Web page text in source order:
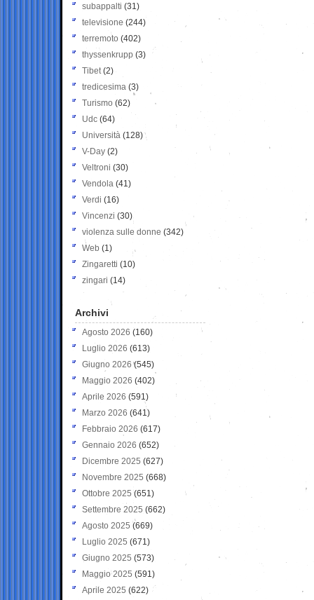
subappalti (31)
televisione(244)
terremoto (402)
thyssenkrupp (3)
Tibet(2)
tredicesima (3)
Turismo (62)
Udc (64)
Università (128)
V-Day (2)
Veltroni (30)
Vendola (41)
Verdi (16)
Vincenzi (30)
violenza sulle donne (342)
Web (1)
Zingaretti (10)
zingari (14)
Archivi
Agosto 2026 (160)
Luglio 2026 (613)
Giugno 2026 (545)
Maggio 2026 (402)
Aprile 2026 (591)
Marzo 2026 (641)
Febbraio 2026 (617)
Gennaio 2026 (652)
Dicembre 2025 (627)
Novembre 2025 (668)
Ottobre 2025 (651)
Settembre 2025 (662)
Agosto 2025 (669)
Luglio 2025 (671)
Giugno 2025 (573)
Maggio 2025 (591)
Aprile 2025 (622)